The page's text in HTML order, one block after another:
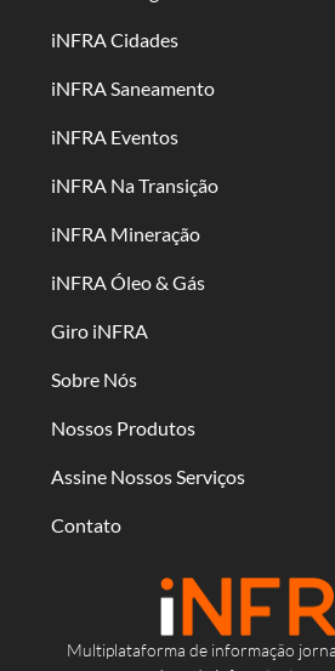
Multiplataforma de informação
iNFRA Cidades
iNFRA Saneamento
iNFRA Eventos
iNFRA Na Transição
iNFRA Mineração
iNFRA Óleo & Gás
Giro iNFRA
Sobre Nós
Nossos Produtos
Assine Nossos Serviços
Contato